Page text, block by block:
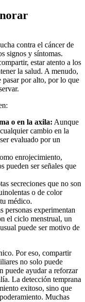
contra el cáncer de
signos y síntomas.
estar atento a los
la salud. A menudo,
pasar por alto, por lo que
o en la axila: Aunque
cambio en la
evaluado por un
enrojecimiento,
pueden ser señales que
secreciones que no son
o de color
médico.
personas experimentan
el ciclo menstrual, un
puede ser motivo de
Por eso, compartir
no solo puede
puede ayudar a reforzar
La detección temprana
exitoso, sino que
Muchas